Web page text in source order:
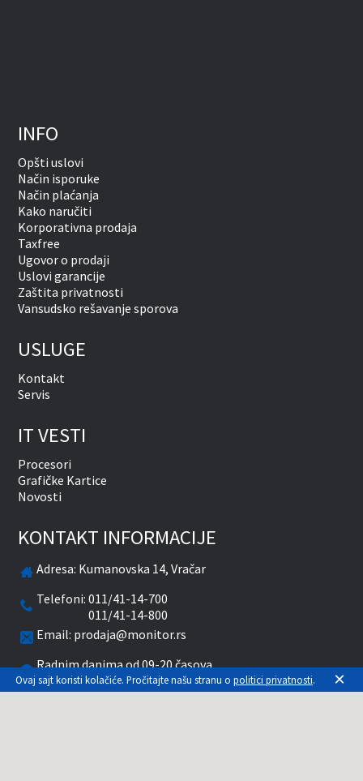
INFO
Opšti uslovi
Način isporuke
Način plaćanja
Kako naručiti
Korporativna prodaja
Taxfree
Ugovor o prodaji
Uslovi garancije
Zaštita privatnosti
Vansudsko rešavanje sporova
USLUGE
Kontakt
Servis
IT VESTI
Procesori
Grafičke Kartice
Novosti
KONTAKT INFORMACIJE
Adresa: Kumanovska 14, Vračar
Telefoni:011/41-14-700
011/41-14-800
Email: prodaja@monitor.rs
Radnim danima od 09-20 časova
Subotom od 10-15 časova
Ovaj sajt koristi kolačiće. Pročitajte našu stranu o politici privatnosti. ×